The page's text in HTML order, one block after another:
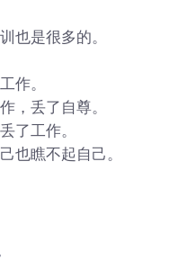
也是很多的。
作。
，丢了自尊。
了工作。
也瞧不起自己。